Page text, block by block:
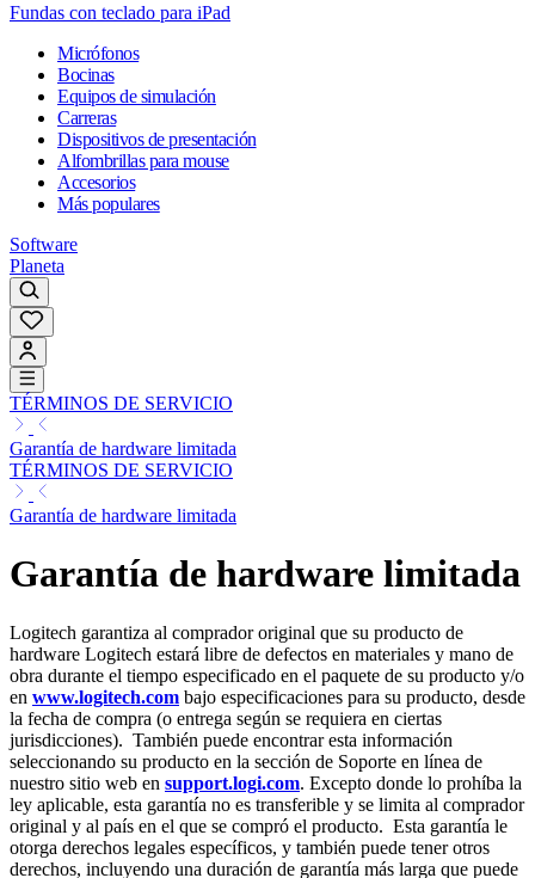
Fundas con teclado para iPad
Micrófonos
Bocinas
Equipos de simulación
Carreras
Dispositivos de presentación
Alfombrillas para mouse
Accesorios
Más populares
Software
Planeta
TÉRMINOS DE SERVICIO
Garantía de hardware limitada
TÉRMINOS DE SERVICIO
Garantía de hardware limitada
Garantía de hardware limitada
Logitech garantiza al comprador original que su producto de
hardware Logitech estará libre de defectos en materiales y mano de
obra durante el tiempo especificado en el paquete de su producto y/o
en www.logitech.com bajo especificaciones para su producto, desde
la fecha de compra (o entrega según se requiera en ciertas
jurisdicciones). También puede encontrar esta información
seleccionando su producto en la sección de Soporte en línea de
nuestro sitio web en support.logi.com. Excepto donde lo prohíba la
ley aplicable, esta garantía no es transferible y se limita al comprador
original y al país en el que se compró el producto. Esta garantía le
otorga derechos legales específicos, y también puede tener otros
derechos, incluyendo una duración de garantía más larga que puede